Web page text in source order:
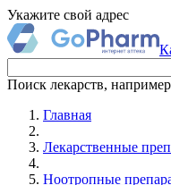
Укажите свой адрес
Поиск лекарств, например
Главная
Лекарственные
Ноотропные